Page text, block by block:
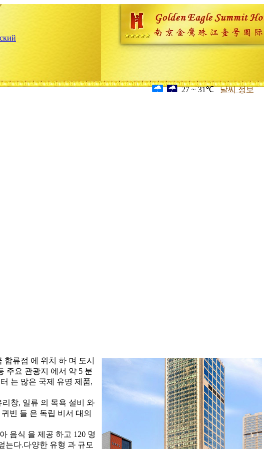
27 ~ 31℃ 날씨 정보
류점 에 위치 하 며 도시
주요 관광지 에서 약 5 분
는 많은 국제 유명 제품,
창, 일류 의 목욕 설비 와
빈 들 은 독립 비서 대의
음식 을 제공 하고 120 명
는다.다양한 유형 과 규모